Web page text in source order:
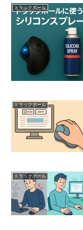
トラックボール
トラックボール
トラックボール